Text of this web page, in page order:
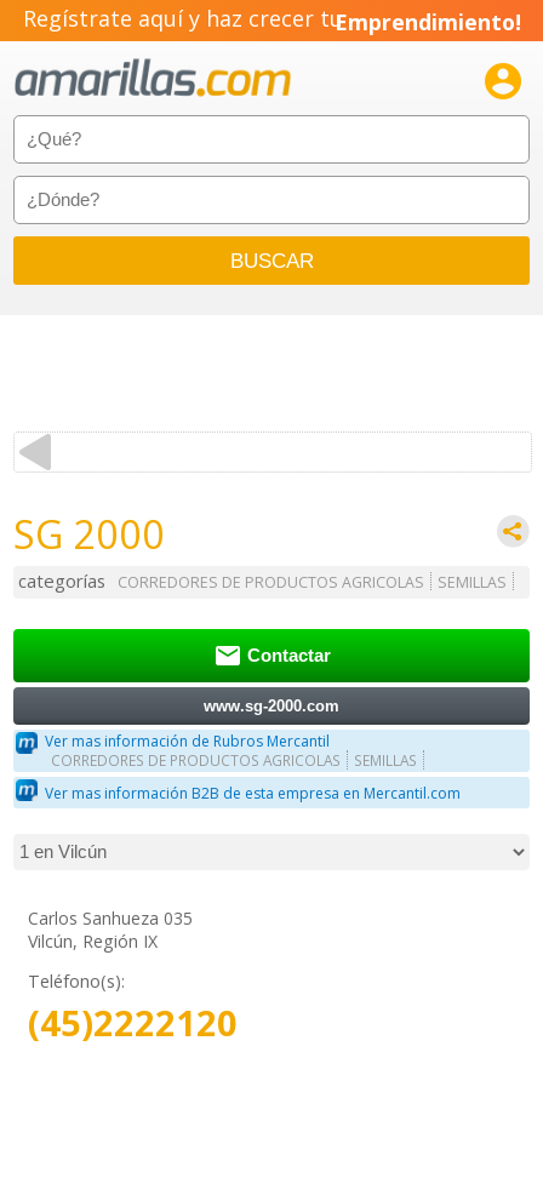
Regístrate aquí y haz crecer tuEmprendimiento!

SG 2000
categorías CORREDORES DE PRODUCTOS AGRICOLAS SEMILLAS
 Contactar
www.sg-2000.com
Ver mas información de Rubros Mercantil
CORREDORES DE PRODUCTOS AGRICOLAS SEMILLAS
Ver mas información B2B de esta empresa en Mercantil.com
Carlos Sanhueza 035
Vilcún, Región IX
Teléfono(s):
(45)2222120